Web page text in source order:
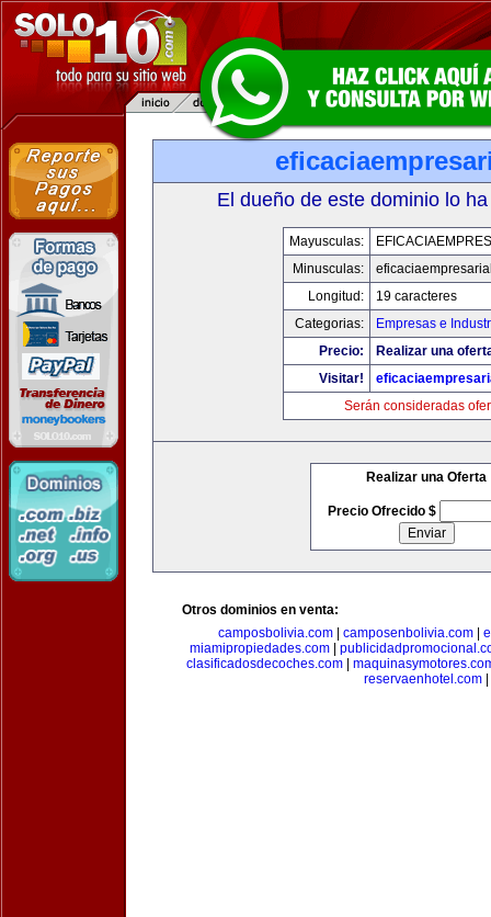
El dueño de este dominio lo
Mayusculas:
Minusculas:
Longitud:
19 caracteres
Categorias:
Empresas e
Precio:
Realizar una
Visitar!
Serán consideradas
Realizar una Oferta
Precio Ofrecido $
Otros dominios en venta:
camposbolivia.com| camposenbolivia.com|
miamipropiedades.com
clasificadosdecoches.com
reservaenhotel.com